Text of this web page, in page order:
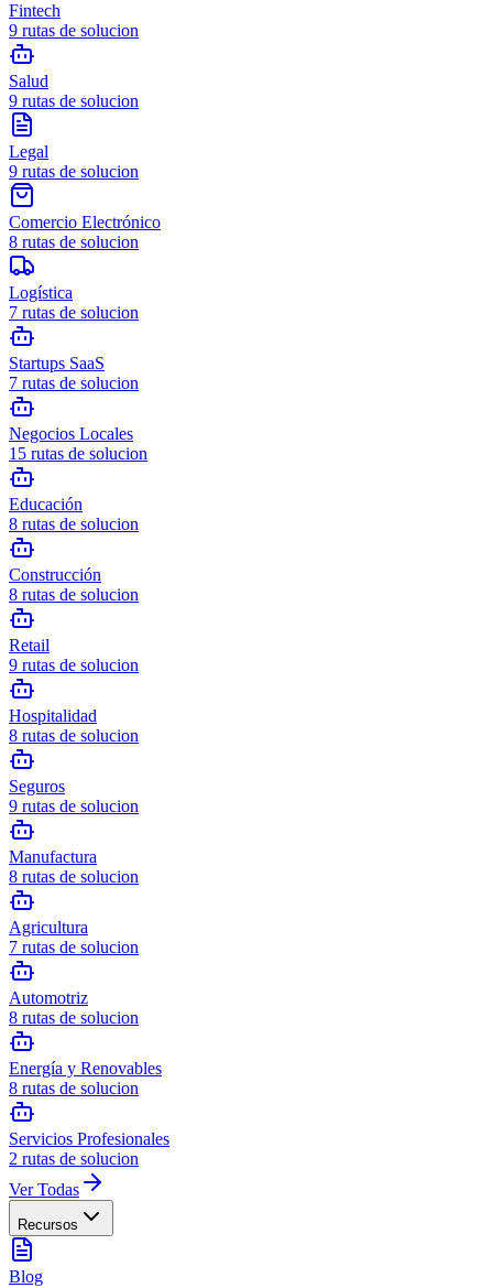
Fintech
9 rutas de solucion
Salud
9 rutas de solucion
Legal
9 rutas de solucion
Comercio Electrónico
8 rutas de solucion
Logística
7 rutas de solucion
Startups SaaS
7 rutas de solucion
Negocios Locales
15 rutas de solucion
Educación
8 rutas de solucion
Construcción
8 rutas de solucion
Retail
9 rutas de solucion
Hospitalidad
8 rutas de solucion
Seguros
9 rutas de solucion
Manufactura
8 rutas de solucion
Agricultura
7 rutas de solucion
Automotriz
8 rutas de solucion
Energía y Renovables
8 rutas de solucion
Servicios Profesionales
2 rutas de solucion
Ver Todas
Recursos
Blog